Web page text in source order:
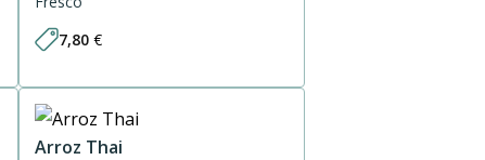
7,80 €
Arroz Thai